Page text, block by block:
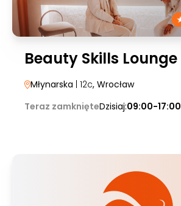
Beauty Skills Lounge
Młynarska | 12c, Wrocław
Teraz zamknięteDzisiaj:09:00-17:00